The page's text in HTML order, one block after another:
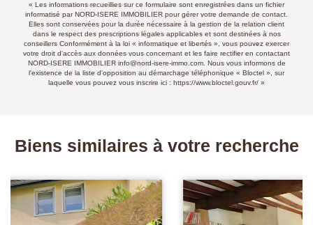
« Les informations recueillies sur ce formulaire sont enregistrées dans un fichier
informatisé par NORD-ISERE IMMOBILIER pour gérer votre demande de contact.
Elles sont conservées pour la durée nécessaire à la gestion de la relation client
dans le respect des prescriptions légales applicables et sont destinées à nos
conseillers Conformément à la loi « informatique et libertés », vous pouvez exercer
votre droit d'accès aux données vous concernant et les faire rectifier en contactant
NORD-ISERE IMMOBILIER info@nord-isere-immo.com. Nous vous informons de
l'existence de la liste d'opposition au démarchage téléphonique « Bloctel », sur
laquelle vous pouvez vous inscrire ici : https://www.bloctel.gouv.fr/ »
Biens similaires à votre recherche